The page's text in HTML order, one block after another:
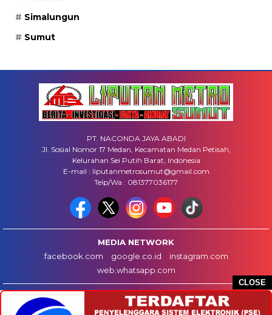
CLOSE
Simalungun
Sumut
PT. NACONDA JAYA ABADI
Jl. Sosial Nomor 17 Medan, Kecamatan Medan Petisah,
Kelurahan Sei Putih Barat, Indonesia
E-mail : liputanmetrosumut@gmail.com
Telp/Wa : 081377036177
MEDIA NETWORK
facebook.com
google.co.id
instagram.com
web.whatsapp.com
HOME INFO IKLAN
DISCLAIMER